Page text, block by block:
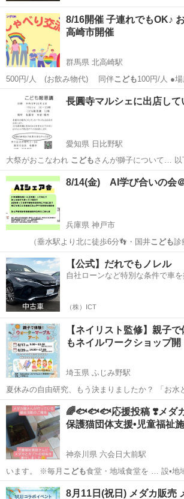
8/16開催 子連れでもOK♪
高崎市開催
群馬県 北高崎駅
500円/人 (お飲み物代) 同伴こども 100
群馬 高崎市 北高崎駅 その他 子連れ
長圓寺マルシェに出店し
愛知県 日比野駅
大祭がおこなわれ こどもさんが獅子について… 以
ども報恩講(法要とアニ…
愛知 名古屋市 日比野駅 地域/お祭り
8/14(金) AI学び合いの会
兵庫県 神戸市
（垂水駅より北に徒歩6分👣・国井こども診
駐車場（3…
兵庫 神戸市 ワークショップ
【公式】だれでもノレル
自社ローンなど特別な条件で車
（株）ICT
【ネイリスト監修】親子
もネイルワークショップ開
埼玉県 ふじみ野駅
夏休みの自由研究、もう決まりましたか？ 「お水とマニキュアのふし
ぎ！ウォーターマーブル・ネイルアート」のワー
ます！ 水の上にマニキュアを浮かべて、自分だけの特別な模様を作っ
てみよう✨ みん...
埼玉 ふじみ野市 ふじみ野駅 ワーク
マニキュア
🌈🐟️🐟️🐟️応援投稿 ❣️メダ
保護猫団体支援•児童福祉
神奈川県 六会日大前駅
います。 ※毎月 こども食堂・地域食堂を … 設•地
の応援を一緒に…
神奈川 藤沢市 六会日大前駅 その他
8月11日(祝日) メダカ販売